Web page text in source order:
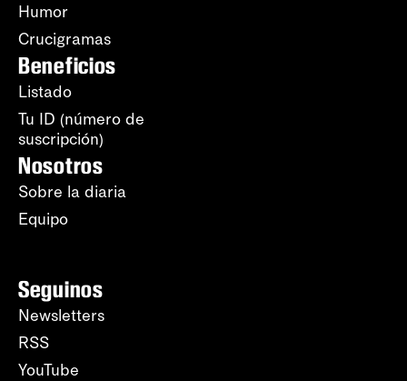
Humor
Crucigramas
Beneficios
Listado
Tu ID (número de
suscripción)
Nosotros
Sobre la diaria
Equipo
Seguinos
Newsletters
RSS
YouTube